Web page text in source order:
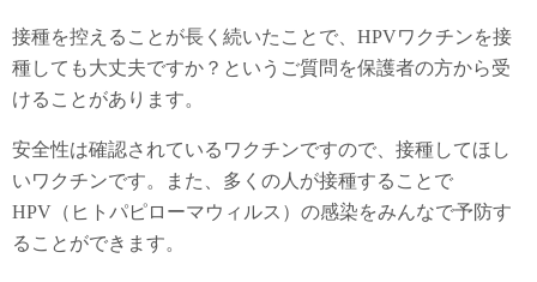
接種を控えることが長く続いたことで、HPVワクチンを接
種しても大丈夫ですか？というご質問を保護者の方から受
けることがあります。
安全性は確認されているワクチンですので、接種してほし
いワクチンです。また、多くの人が接種することで
HPV（ヒトパピローマウィルス）の感染をみんなで予防す
ることができます。